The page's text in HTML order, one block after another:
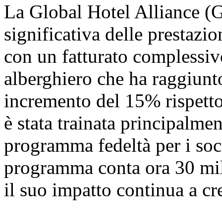
La Global Hotel Alliance
significativa delle
con un fatturato
alberghiero che ha
incremento del 15%
è stata trainata
programma fedeltà per i
programma conta ora 30
il suo impatto continua a